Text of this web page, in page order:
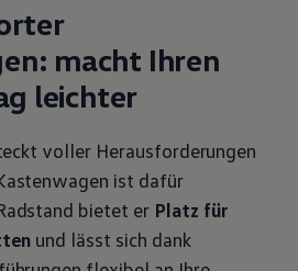
macht Ihren
leichter
voller Herausforderungen
ist dafür
bietet er Platz für
und lässt sich dank